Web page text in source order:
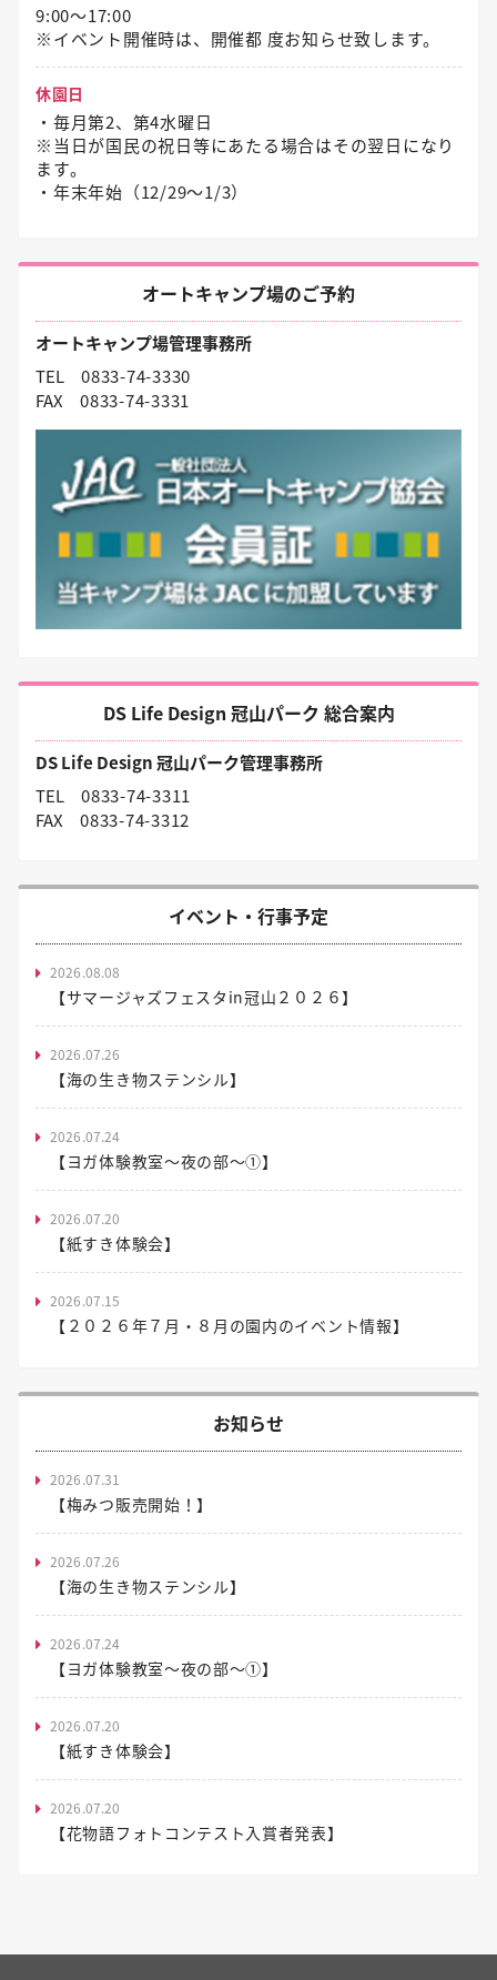
9:00～17:00
※イベント開催時は、開催都 度お知らせ致します。
休園日
・毎月第2、第4水曜日
※当日が国民の祝日等にあたる場合はその翌日になり
ます。
・年末年始（12/29〜1/3）
オートキャンプ場のご予約
オートキャンプ場管理事務所
TEL 0833-74-3330
FAX 0833-74-3331
DS Life Design 冠山パーク 総合案内
DS Life Design 冠山パーク管理事務所
TEL 0833-74-3311
FAX 0833-74-3312
イベント・行事予定
2026.08.08
【サマージャズフェスタin冠山２０２６】
2026.07.26
【海の生き物ステンシル】
2026.07.24
【ヨガ体験教室～夜の部～①】
2026.07.20
【紙すき体験会】
2026.07.15
【２０２６年７月・８月の園内のイベント情報】
お知らせ
2026.07.31
【梅みつ販売開始！】
2026.07.26
【海の生き物ステンシル】
2026.07.24
【ヨガ体験教室～夜の部～①】
2026.07.20
【紙すき体験会】
2026.07.20
【花物語フォトコンテスト入賞者発表】